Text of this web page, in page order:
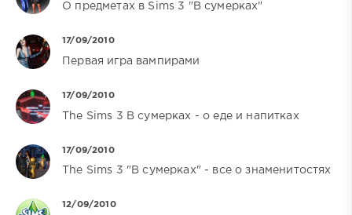
О предметах в Sims 3 "В сумерках"
17/09/2010
Первая игра вампирами
17/09/2010
The Sims 3 В сумерках - о еде и напитках
17/09/2010
The Sims 3 "В сумерках" - все о знаменитостях
12/09/2010